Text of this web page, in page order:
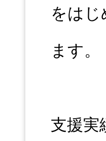
をは
ます。
支援実